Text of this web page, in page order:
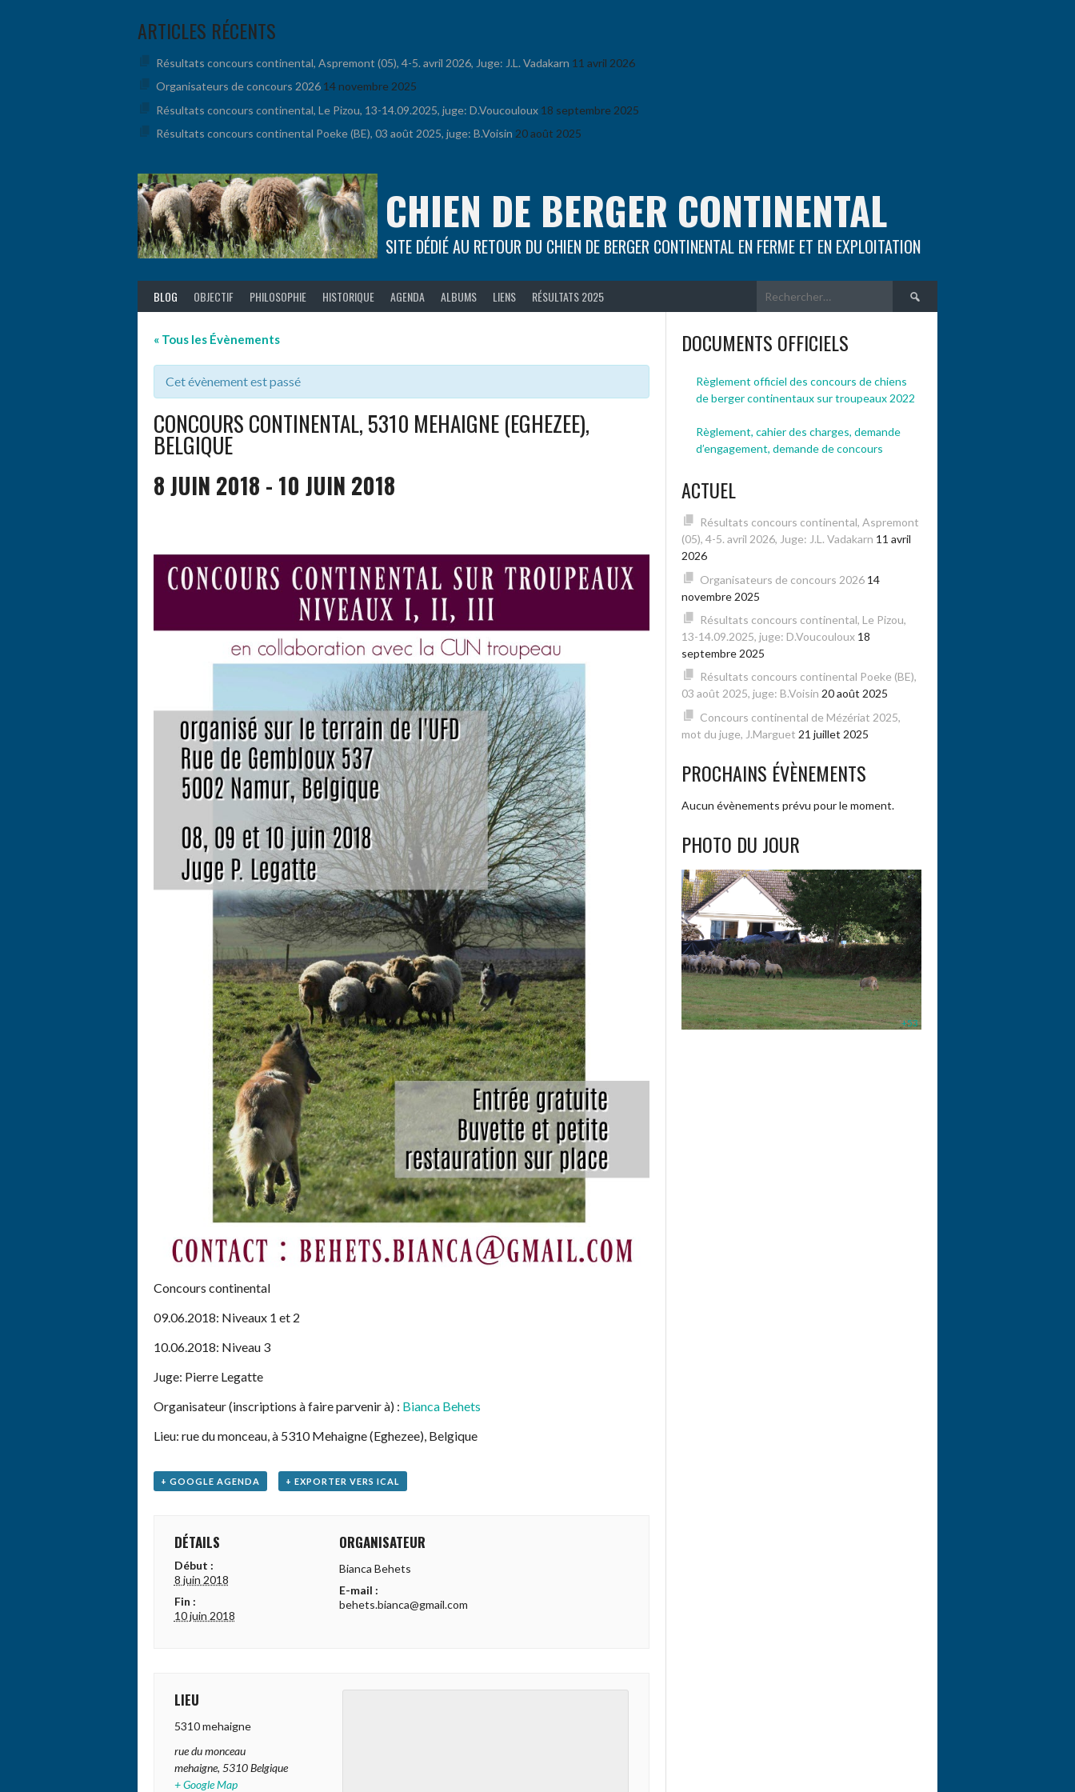
ARTICLES RÉCENTS
Résultats concours continental, Aspremont (05), 4-5. avril 2026, Juge: J.L. Vadakarn 11 avril 2026
Organisateurs de concours 2026 14 novembre 2025
Résultats concours continental, Le Pizou, 13-14.09.2025, juge: D.Voucouloux 18 septembre 2025
Résultats concours continental Poeke (BE), 03 août 2025, juge: B.Voisin 20 août 2025
CHIEN DE BERGER CONTINENTAL
SITE DÉDIÉ AU RETOUR DU CHIEN DE BERGER CONTINENTAL EN FERME ET EN EXPLOITATION
BLOG OBJECTIF PHILOSOPHIE HISTORIQUE AGENDA ALBUMS LIENS RÉSULTATS 2025 Rechercher :
« Tous les Évènements
Cet évènement est passé
CONCOURS CONTINENTAL, 5310 MEHAIGNE (EGHEZEE),
BELGIQUE
8 JUIN 2018 - 10 JUIN 2018
Concours continental
09.06.2018: Niveaux 1 et 2
10.06.2018: Niveau 3
Juge: Pierre Legatte
Organisateur (inscriptions à faire parvenir à) : Bianca Behets
Lieu: rue du monceau, à 5310 Mehaigne (Eghezee), Belgique
+ GOOGLE AGENDA + EXPORTER VERS ICAL
DÉTAILS
Début :
8 juin 2018
Fin :
10 juin 2018
ORGANISATEUR
Bianca Behets
E-mail :
behets.bianca@gmail.com
LIEU
5310 mehaigne
rue du monceau
mehaigne, 5310Belgique
+ Google Map
DOCUMENTS OFFICIELS
Règlement officiel des concours de chiens
de berger continentaux sur troupeaux 2022
Règlement, cahier des charges, demande
d’engagement, demande de concours
ACTUEL
Résultats concours continental, Aspremont
(05), 4-5. avril 2026, Juge: J.L. Vadakarn 11 avril
2026
Organisateurs de concours 2026 14
novembre 2025
Résultats concours continental, Le Pizou,
13-14.09.2025, juge: D.Voucouloux 18
septembre 2025
Résultats concours continental Poeke (BE),
03 août 2025, juge: B.Voisin 20 août 2025
Concours continental de Mézériat 2025,
mot du juge, J.Marguet 21 juillet 2025
PROCHAINS ÉVÈNEMENTS
Aucun évènements prévu pour le moment.
PHOTO DU JOUR
+53